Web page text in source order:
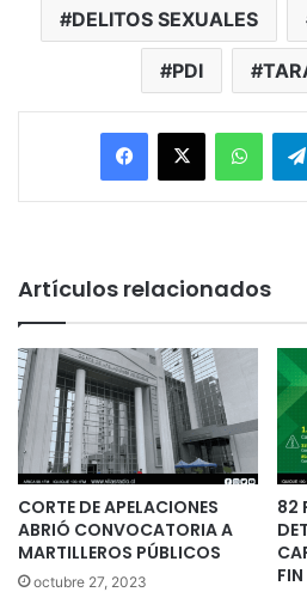
DELITOS SEXUALES
PDI
Facebook
X
Artículos relacionados
CORTE DE APELACIONES
ABRIÓ CONVOCATORIA A
MARTILLEROS PÚBLICOS
octubre 27, 2023
82